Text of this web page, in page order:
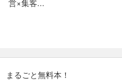
営×集客...
まるごと無料本！